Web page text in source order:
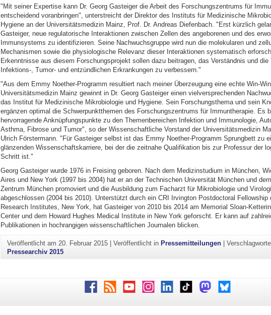
"Mit seiner Expertise kann Dr. Georg Gasteiger die Arbeit des Forschungszentrums für
entscheidend voranbringen", unterstreicht der Direktor des Instituts für Medizinische
Hygiene an der Universitätsmedizin Mainz, Prof. Dr. Andreas Diefenbach. "Erst kürzlich
Gasteiger, neue regulatorische Interaktionen zwischen Zellen des angeborenen und des
Immunsystems zu identifizieren. Seine Nachwuchsgruppe wird nun die molekularen und
Mechanismen sowie die physiologische Relevanz dieser Interaktionen systematisch
Erkenntnisse aus diesem Forschungsprojekt sollen dazu beitragen, das Verständnis und die
Infektions-, Tumor- und entzündlichen Erkrankungen zu verbessern."
"Aus dem Emmy Noether-Programm resultiert nach meiner Überzeugung eine echte Win-
Universitätsmedizin Mainz gewinnt in Dr. Georg Gasteiger einen vielversprechenden
das Institut für Medizinische Mikrobiologie und Hygiene. Sein Forschungsthema und sein
ergänzen optimal die Schwerpunktthemen des Forschungszentrums für Immuntherapie. Es
hervorragende Anknüpfungspunkte zu den Themenbereichen Infektion und Immunologie,
Asthma, Fibrose und Tumor", so der Wissenschaftliche Vorstand der Universitätsmedizin
Ulrich Förstermann. "Für Gasteiger selbst ist das Emmy Noether-Programm Sprungbett zu
glänzenden Wissenschaftskarriere, bei der die zeitnahe Qualifikation bis zur Professur der
Schritt ist."
Georg Gasteiger wurde 1976 in Freising geboren. Nach dem Medizinstudium in München,
Aires und New York (1997 bis 2004) hat er an der Technischen Universität München und
Zentrum München promoviert und die Ausbildung zum Facharzt für Mikrobiologie und
abgeschlossen (2004 bis 2010). Unterstützt durch ein CRI Irvington Postdoctoral Fellowship
Research Institutes, New York, hat Gasteiger von 2010 bis 2014 am Memorial Sloan-
Center und dem Howard Hughes Medical Institute in New York geforscht. Er kann auf
Publikationen in hochrangigen wissenschaftlichen Journalen blicken.
Veröffentlicht am 20. Februar 2015 |Veröffentlicht in Pressemitteilungen |
Pressearchiv 2015
Facebook
RSS YoutubeInstagram
LinkedInTikTokMastodonBluesky